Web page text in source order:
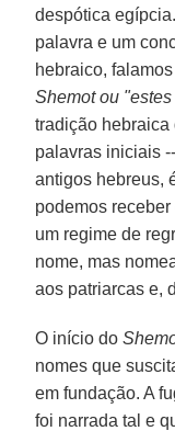
despótica
palavra e um
Shemot ou
tradição hebraica
palavras iniciais
antigos hebreus,
podemos
um regime de
nome, mas
aos patriarcas e,
O início do
nomes que
em fundação. A
foi narrada tal e